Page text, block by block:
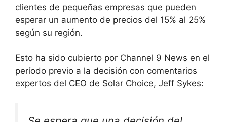
clientes de pequeñas empresas que pueden
esperar un aumento de precios del 15% al ​​25%
según su región.
Esto ha sido cubierto por Channel 9 News en el
período previo a la decisión con comentarios
expertos del CEO de Solar Choice, Jeff Sykes: